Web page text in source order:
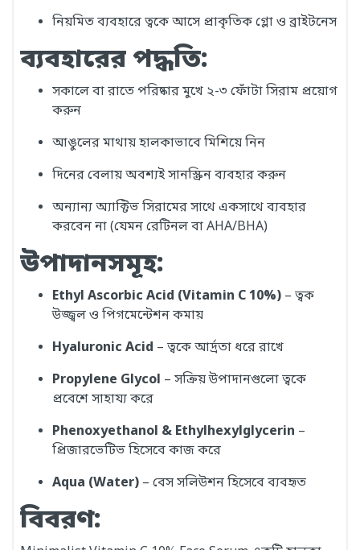
নিয়মিত ব্যবহারে ত্বকে আসে প্রাকৃতিক গ্লো ও ব্রাইটনেস
ব্যবহারের পদ্ধতি:
সকালে বা রাতে পরিষ্কার মুখে ২-৩ ফোঁটা সিরাম প্রয়োগ
করুন
আঙুলের মাথায় হালকাভাবে মিশিয়ে নিন
দিনের বেলায় অবশ্যই সানস্ক্রিন ব্যবহার করুন
অন্যান্য অ্যাক্টিভ সিরামের সাথে একসাথে ব্যবহার
করবেন না (যেমন রেটিনল বা AHA/BHA)
উপাদানসমূহ:
Ethyl Ascorbic Acid (Vitamin C 10%) – ত্বক
উজ্জ্বল ও পিগমেন্টেশন কমায়
Hyaluronic Acid – ত্বকে আর্দ্রতা ধরে রাখে
Propylene Glycol – সক্রিয় উপাদানগুলো ত্বকে
প্রবেশে সাহায্য করে
Phenoxyethanol & Ethylhexylglycerin –
প্রিজারভেটিভ হিসেবে কাজ করে
Aqua (Water) – বেস সলিউশন হিসেবে ব্যবহৃত
বিবরণ: